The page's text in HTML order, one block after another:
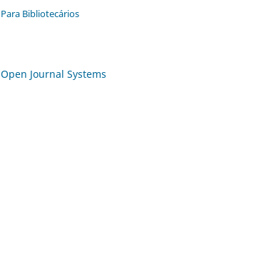
Para Bibliotecários
Open Journal Systems